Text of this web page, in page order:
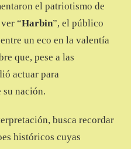
el patriotismo de
“Harbin”, el público
un eco en la valentía
que, pese a las
actuar para
nación.
busca recordar
históricos cuyas